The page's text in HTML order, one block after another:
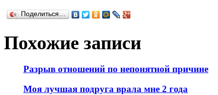
Поделиться…
Похожие записи
Разрыв отношений по непонятной причине
Моя лучшая подруга врала мне 2 года